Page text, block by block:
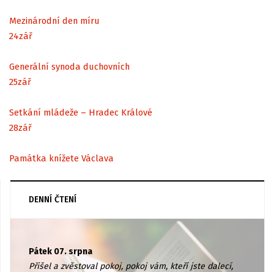
Mezinárodní den míru
24zář
Generální synoda duchovních
25zář
Setkání mládeže – Hradec Králové
28zář
Památka knížete Václava
DENNÍ ČTENÍ
Pátek 07. srpna
Přišel a zvěstoval pokoj, pokoj vám, kteří jste dalecí,